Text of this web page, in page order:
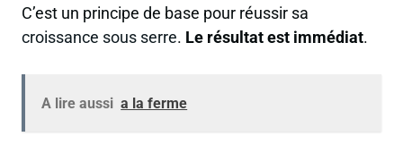
C’est un principe de base pour réussir sa
croissance sous serre. Le résultat est immédiat.
A lire aussi a la ferme